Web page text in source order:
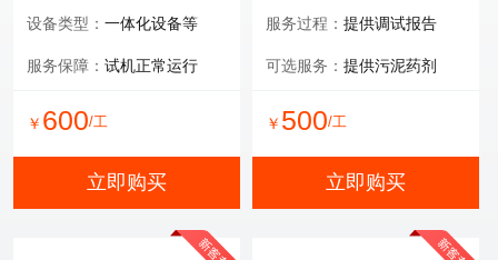
设备类型： 一体化设备等
服务保障： 试机正常运行
￥ 600/工
立即购买
服务过程： 提供调试报告
可选服务： 提供污泥药剂
￥ 500/工
立即购买